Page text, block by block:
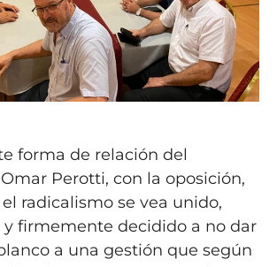
forma de relación del
Perotti, con la oposición,
radicalismo se vea unido,
firmemente decidido a no dar
a una gestión que según